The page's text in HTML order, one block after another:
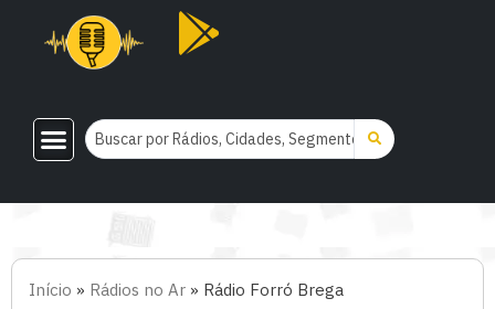
Início » Rádios no Ar » Rádio Forró Brega